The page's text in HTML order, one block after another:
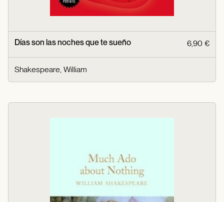
Días son las noches que te sueño 6,90 €
Shakespeare, William